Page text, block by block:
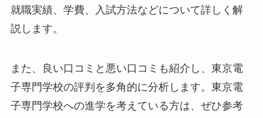
就職実績、学費、入試方法などについて詳しく解
説します。
また、良い口コミと悪い口コミも紹介し、東京電
子専門学校の評判を多角的に分析します。東京電
子専門学校への進学を考えている方は、ぜひ参考